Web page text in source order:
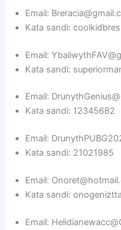
Email:
Kata sandi: coolkidbres
Email:
Kata sandi:
Email:
Kata sandi: 12345682
Email:
Kata sandi: 21021985
Email:
Kata sandi:
Email: